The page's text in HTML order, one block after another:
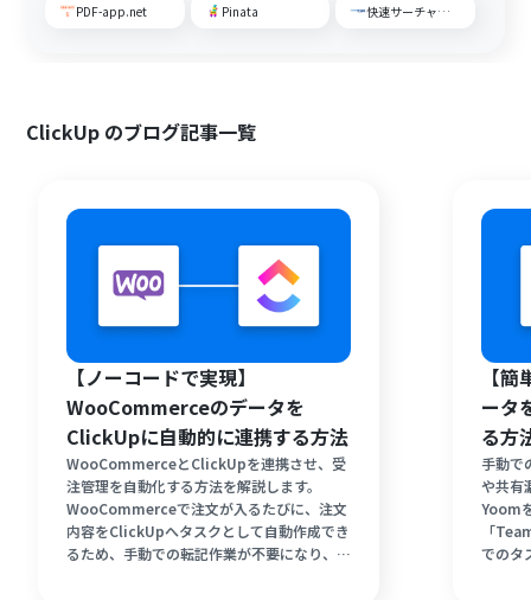
PDF-app.net Pinata 快速サーチャーGX
ClickUp のブログ記事一覧
【ノーコードで実現】
WooCommerceのデータを
ClickUpに自動的に連携する方法
WooCommerceとClickUpを連携させ、受
注管理を自動化する方法を解説します。
WooCommerceで注文が入るたびに、注文
内容をClickUpへタスクとして自動作成でき
るため、手動での転記作業が不要になり、入
【
ータ
る方
手動で
や共有
Yoom
「
でのタ